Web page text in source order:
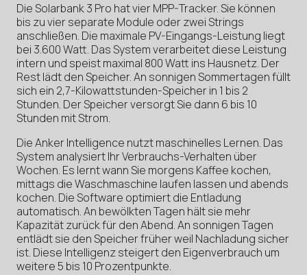
Die Solarbank 3 Pro hat vier MPP-Tracker. Sie können
bis zu vier separate Module oder zwei Strings
anschließen. Die maximale PV-Eingangs-Leistung liegt
bei 3.600 Watt. Das System verarbeitet diese Leistung
intern und speist maximal 800 Watt ins Hausnetz. Der
Rest lädt den Speicher. An sonnigen Sommertagen füllt
sich ein 2,7-Kilowattstunden-Speicher in 1 bis 2
Stunden. Der Speicher versorgt Sie dann 6 bis 10
Stunden mit Strom.
Die Anker Intelligence nutzt maschinelles Lernen. Das
System analysiert Ihr Verbrauchs-Verhalten über
Wochen. Es lernt wann Sie morgens Kaffee kochen,
mittags die Waschmaschine laufen lassen und abends
kochen. Die Software optimiert die Entladung
automatisch. An bewölkten Tagen hält sie mehr
Kapazität zurück für den Abend. An sonnigen Tagen
entlädt sie den Speicher früher weil Nachladung sicher
ist. Diese Intelligenz steigert den Eigenverbrauch um
weitere 5 bis 10 Prozentpunkte.